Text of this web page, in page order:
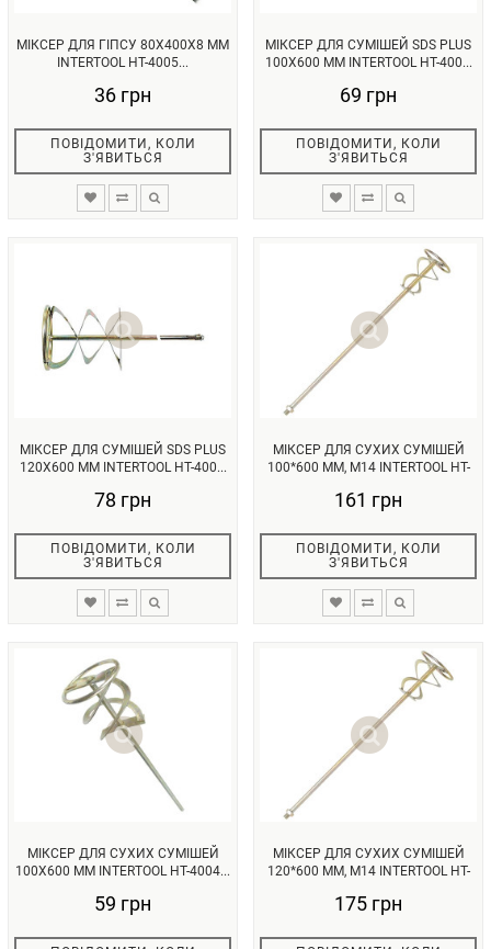
МІКСЕР ДЛЯ ГІПСУ 80X400X8 ММ
INTERTOOL HT-4005...
36 грн
ПОВІДОМИТИ, КОЛИ
З'ЯВИТЬСЯ
МІКСЕР ДЛЯ СУМІШЕЙ SDS PLUS
100X600 ММ INTERTOOL HT-400...
69 грн
ПОВІДОМИТИ, КОЛИ
З'ЯВИТЬСЯ
МІКСЕР ДЛЯ СУМІШЕЙ SDS PLUS
120X600 ММ INTERTOOL HT-400...
78 грн
ПОВІДОМИТИ, КОЛИ
З'ЯВИТЬСЯ
МІКСЕР ДЛЯ СУХИХ СУМІШЕЙ
100*600 ММ, M14 INTERTOOL HT-
161 грн
ПОВІДОМИТИ, КОЛИ
З'ЯВИТЬСЯ
МІКСЕР ДЛЯ СУХИХ СУМІШЕЙ
100X600 ММ INTERTOOL HT-4004...
59 грн
МІКСЕР ДЛЯ СУХИХ СУМІШЕЙ
120*600 ММ, M14 INTERTOOL HT-
175 грн